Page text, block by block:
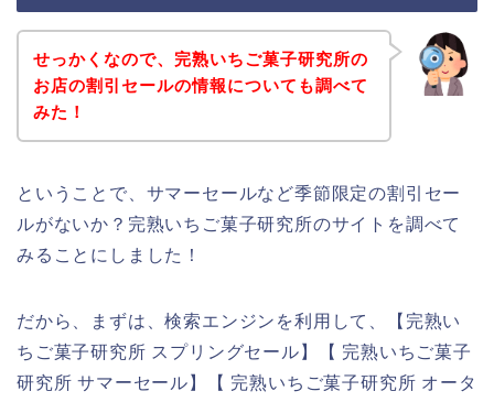
せっかくなので、完熟いちご菓子研究所の
お店の割引セールの情報についても調べて
みた！
ということで、サマーセールなど季節限定の割引セー
ルがないか？完熟いちご菓子研究所のサイトを調べて
みることにしました！
だから、まずは、検索エンジンを利用して、【完熟い
ちご菓子研究所 スプリングセール】【 完熟いちご菓子
研究所 サマーセール】【 完熟いちご菓子研究所 オータ